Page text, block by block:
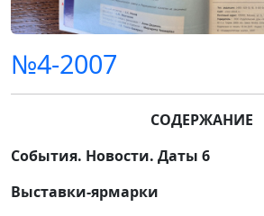
№4-2007
СОДЕРЖАНИЕ
События. Новости. Даты 6
Выставки-ярмарки